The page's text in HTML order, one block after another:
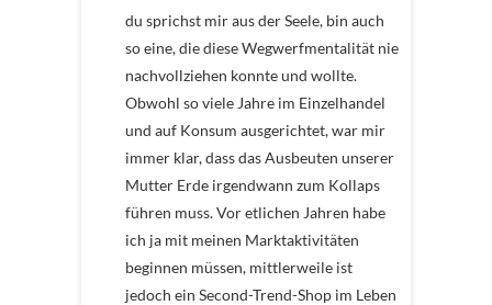
du sprichst mir aus der Seele, bin auch
so eine, die diese Wegwerfmentalität nie
nachvollziehen konnte und wollte.
Obwohl so viele Jahre im Einzelhandel
und auf Konsum ausgerichtet, war mir
immer klar, dass das Ausbeuten unserer
Mutter Erde irgendwann zum Kollaps
führen muss. Vor etlichen Jahren habe
ich ja mit meinen Marktaktivitäten
beginnen müssen, mittlerweile ist
jedoch ein Second-Trend-Shop im Leben